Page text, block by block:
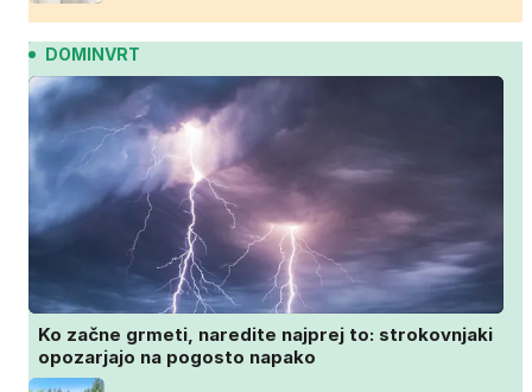
DOMINVRT
Ko začne grmeti, naredite najprej to: strokovnjaki
opozarjajo na pogosto napako